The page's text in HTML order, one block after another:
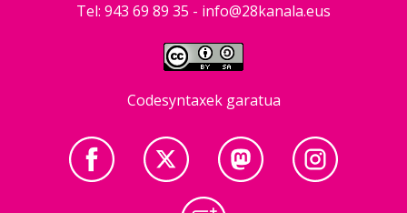
Tel: 943 69 89 35 - info@28kanala.eus
Codesyntaxek garatua